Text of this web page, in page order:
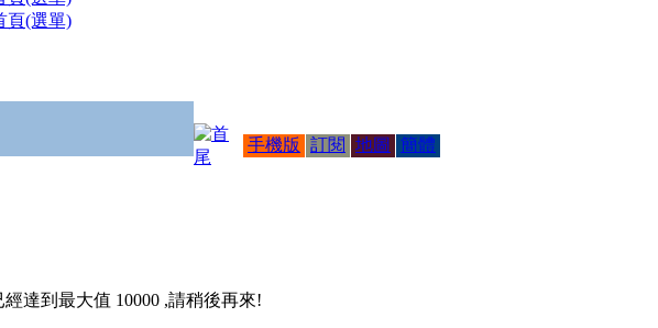
頁(選單)
手機版 訂閱 地圖 簡體
達到最大值 10000 ,請稍後再來!